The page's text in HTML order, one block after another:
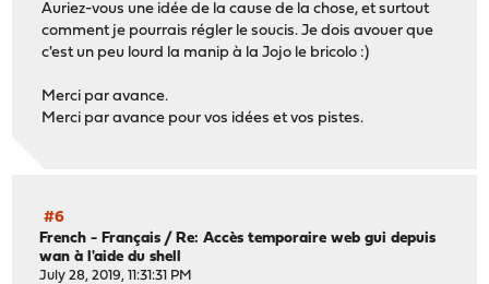
Auriez-vous une idée de la cause de la chose, et surtout
comment je pourrais régler le soucis. Je dois avouer que
c'est un peu lourd la manip à la Jojo le bricolo :)
Merci par avance.
Merci par avance pour vos idées et vos pistes.
#6
French - Français / Re: Accès temporaire web gui depuis
wan à l'aide du shell
July 28, 2019, 11:31:31 PM